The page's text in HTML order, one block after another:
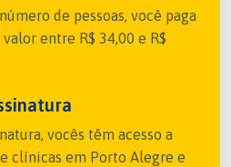
de pessoas, você paga
entre R$ 34,00 e R$
vocês têm acesso a
clínicas em Porto Alegre e